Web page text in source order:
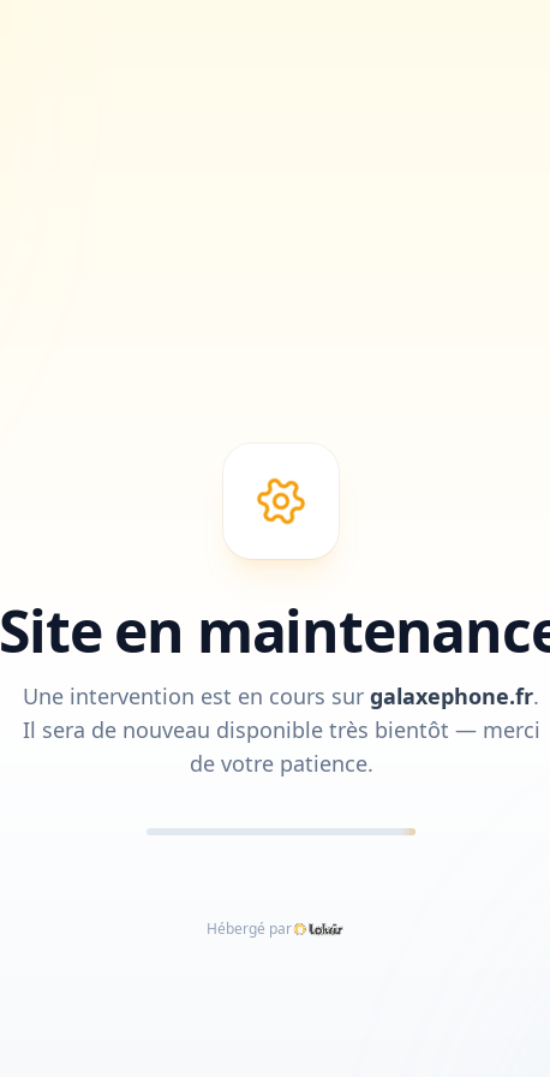
Site en
Une intervention est en cours sur galaxephone.fr.
Il sera de nouveau disponible très bientôt — merci
de votre patience.
Hébergé par